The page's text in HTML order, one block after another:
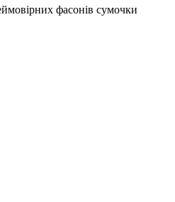
фасонів сумочки